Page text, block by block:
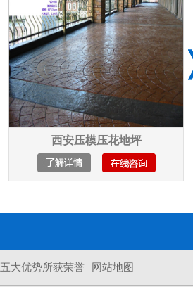
浏阳市市政工程压模压花地坪
五大优势所获荣誉 网站地图